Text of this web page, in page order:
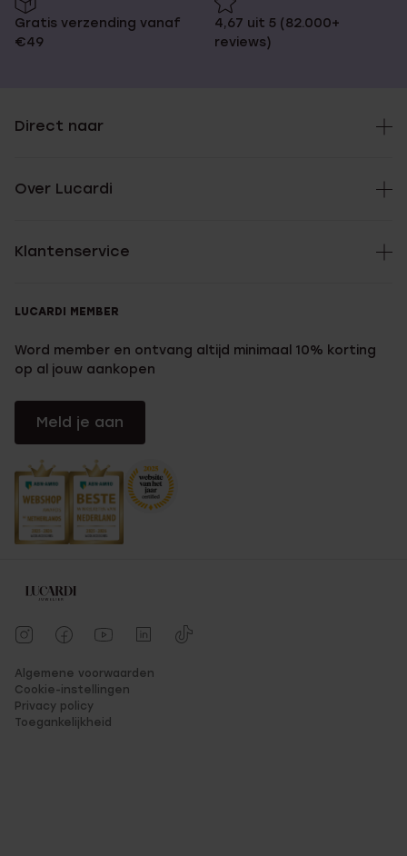
Gratis verzending vanaf
€49
4,67 uit 5 (82.000+
reviews)
Direct naar
Over Lucardi
Klantenservice
LUCARDI MEMBER
Word member en ontvang altijd minimaal 10% korting
op al jouw aankopen
Meld je aan
Algemene voorwaarden
Cookie-instellingen
Privacy policy
Toegankelijkheid